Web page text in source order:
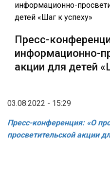
информационно-
детей «Шаг к успеху»
Пресс-
информационно-
акции для детей
03.08.2022 - 15:29
Пресс-конференция: «О
просветительской акции